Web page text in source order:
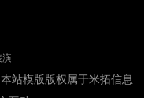
潢
本站模版版权属于米拓信息